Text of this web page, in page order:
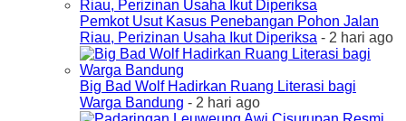
Pemkot Usut Kasus Penebangan Pohon Jalan
Riau, Perizinan Usaha Ikut Diperiksa - 2 hari ago
Big Bad Wolf Hadirkan Ruang Literasi bagi
Warga Bandung - 2 hari ago